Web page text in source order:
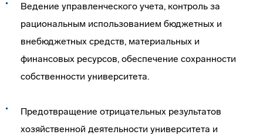
Ведение управленческого учета, контроль за
рациональным использованием бюджетных и
внебюджетных средств, материальных и
финансовых ресурсов, обеспечение сохранности
собственности университета.
Предотвращение отрицательных результатов
хозяйственной деятельности университета и